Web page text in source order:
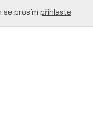
se prosím přihlaste.